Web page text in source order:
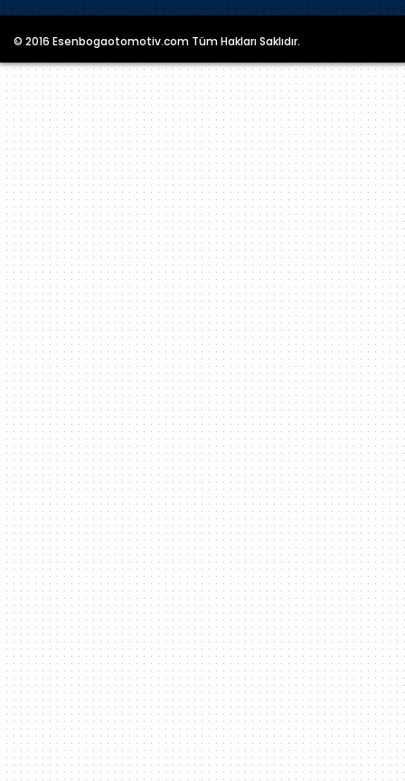
© 2016 Esenbogaotomotiv.com Tüm Hakları Saklıdır.